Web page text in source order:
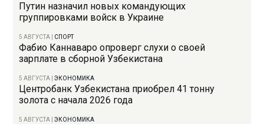
Путин назначил новых командующих
группировками войск в Украине
5 АВГУСТА СПОРТ
Фабио Каннаваро опроверг слухи о своей
зарплате в сборной Узбекистана
5 АВГУСТА |ЭКОНОМИКА
Центробанк Узбекистана приобрел 41 тонну
золота с начала 2026 года
5 АВГУСТА |ЭКОНОМИКА